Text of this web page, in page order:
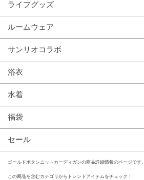
ライフグッズ
ルームウェア
サンリオコラボ
浴衣
水着
福袋
セール
ゴールドボタンニットカーディガンの商品詳細情報のページです。
この商品を含むカテゴリからトレンドアイテムをチェック！